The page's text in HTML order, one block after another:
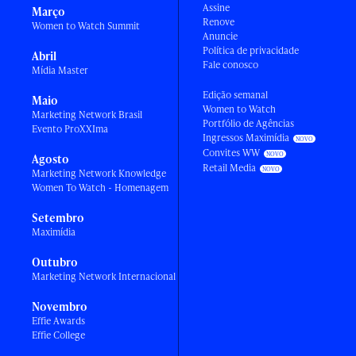
Março
Women to Watch Summit
Abril
Mídia Master
Maio
Marketing Network Brasil
Evento ProXXIma
Agosto
Marketing Network Knowledge
Women To Watch - Homenagem
Setembro
Maximídia
Outubro
Marketing Network Internacional
Novembro
Effie Awards
Effie College
Assine
Renove
Anuncie
Política de privacidade
Fale conosco
Edição semanal
Women to Watch
Portfólio de Agências
Ingressos Maximídia
Convites WW
Retail Media